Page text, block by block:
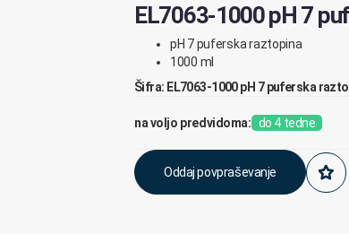
EL7063-1000 pH 7
pH 7 puferska raztopina
1000 ml
Šifra: EL7063-1000 pH 7 puferska
na voljo predvidoma: do 4 tedne
Oddaj povpraševanje